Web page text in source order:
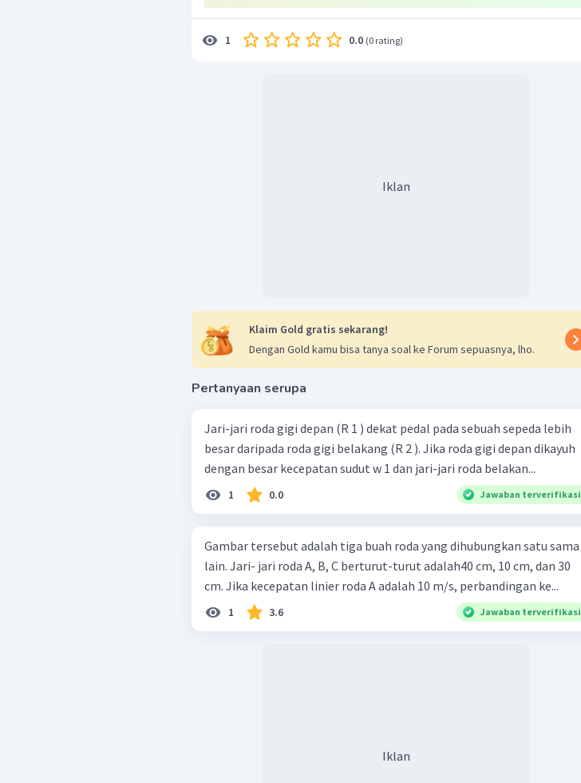
1 0.0 (0 rating)
Iklan
Klaim Gold gratis sekarang!
Dengan Gold kamu bisa tanya soal ke Forum sepuasnya, lho.
Pertanyaan serupa
Jari-jari roda gigi depan (R 1 ) dekat pedal pada sebuah sepeda lebih
besar daripada roda gigi belakang (R 2 ). Jika roda gigi depan dikayuh
dengan besar kecepatan sudut w 1 dan jari-jari roda belakan...
1 0.0 Jawaban terverifikasi
Gambar tersebut adalah tiga buah roda yang dihubungkan satu sama
lain. Jari- jari roda A, B, C berturut-turut adalah40 cm, 10 cm, dan 30
cm. Jika kecepatan linier roda A adalah 10 m/s, perbandingan ke...
1 3.6 Jawaban terverifikasi
Iklan